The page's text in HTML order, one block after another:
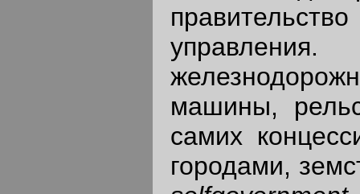
машины,
самих
городами,